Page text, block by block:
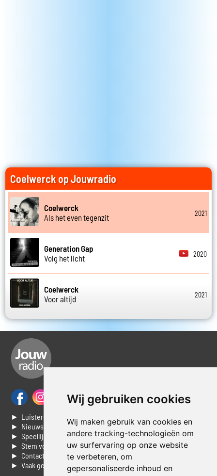
Wij gebruiken cookies
Wij maken gebruik van cookies en
andere tracking-technologieën om
uw surfervaring op onze website
te verbeteren, om
gepersonaliseerde inhoud en
Coelwerck op Jouwradio
Coelwerck
Als het even tegenzit
2021
Generation Gap
Volg het licht
2020
Coelwerck
Voor altijd
2021
► Luisteren naar Jouwradio
► Nieuws
► Speellijst
► Stem voor de Dag top 3
► Contacteer ons
► Vaak gestelde vragen